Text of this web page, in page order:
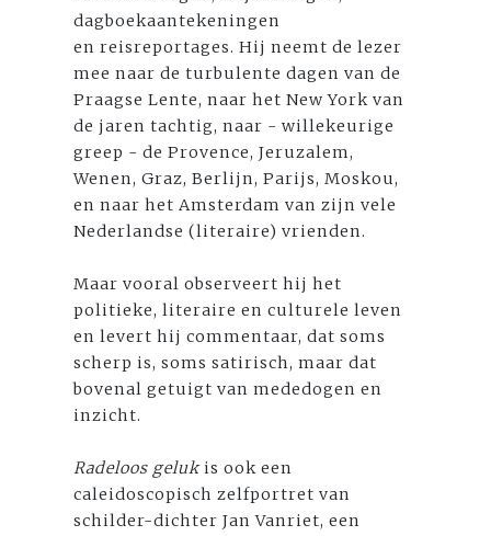
dagboekaantekeningen
en reisreportages. Hij neemt de lezer
mee naar de turbulente dagen van de
Praagse Lente, naar het New York van
de jaren tachtig, naar - willekeurige
greep - de Provence, Jeruzalem,
Wenen, Graz, Berlijn, Parijs, Moskou,
en naar het Amsterdam van zijn vele
Nederlandse (literaire) vrienden.
Maar vooral observeert hij het
politieke, literaire en culturele leven
en levert hij commentaar, dat soms
scherp is, soms satirisch, maar dat
bovenal getuigt van mededogen en
inzicht.
Radeloos gelukis ook een
caleidoscopisch zelfportret van
schilder-dichter Jan Vanriet, een